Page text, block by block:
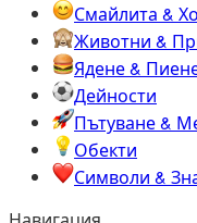
Смайлита &
Животни &
Ядене &
Дейности
Пътуване &
Обекти
Символи &